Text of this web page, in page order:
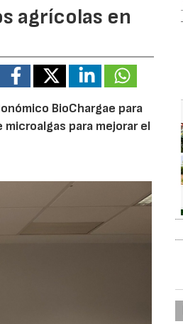
agrícolas en
BioChargae para
para mejorar el
30/07/2026